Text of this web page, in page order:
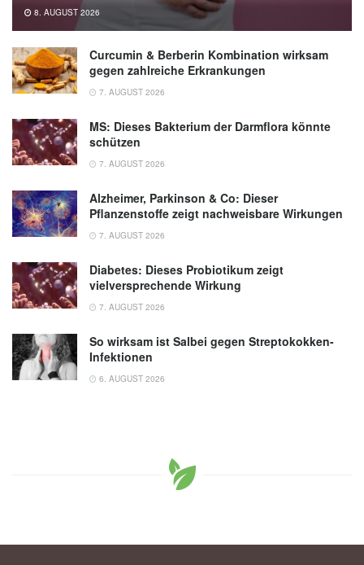
8. AUGUST 2026
Curcumin & Berberin Kombination wirksam
gegen zahlreiche Erkrankungen
7. AUGUST 2026
MS: Dieses Bakterium der Darmflora könnte
schützen
7. AUGUST 2026
Alzheimer, Parkinson & Co: Dieser
Pflanzenstoffe zeigt nachweisbare Wirkungen
7. AUGUST 2026
Diabetes: Dieses Probiotikum zeigt
vielversprechende Wirkung
7. AUGUST 2026
So wirksam ist Salbei gegen Streptokokken-
Infektionen
6. AUGUST 2026